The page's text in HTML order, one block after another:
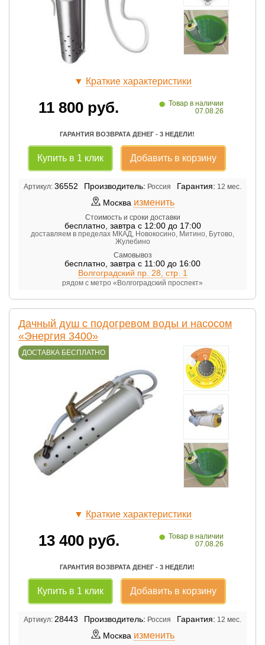
▼ Краткие характеристики
11 800 руб. • Товар в наличии
07.08.26
ГАРАНТИЯ ВОЗВРАТА ДЕНЕГ - 3 НЕДЕЛИ!
Купить в 1 клик Добавить в корзину
Артикул: 36552 Производитель: Россия Гарантия: 12 мес.
Москва изменить
Стоимость и сроки доставки
бесплатно, завтра с 12:00 до 17:00
доставляем в пределах МКАД, Новокосино, Митино, Бутово,
Жулебино
Самовывоз
бесплатно завтра с 11:00 до 16:00
Волгоградский пр. 28, стр. 1
рядом с метро «Волгоградский проспект»
Дачный душ с подогревом воды и насосом
«Энергия 3400»
ДОСТАВКА БЕСПЛАТНО
▼ Краткие характеристики
13 400руб. • Товар в наличии
07.08.26
ГАРАНТИЯ ВОЗВРАТА ДЕНЕГ - 3 НЕДЕЛИ!
Купить в 1 клик Добавить в корзину
Артикул: 28443 Производитель: Россия Гарантия: 12 мес.
Москва изменить